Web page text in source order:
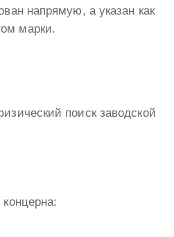
напрямую, а указан как
марки.
поиск заводской